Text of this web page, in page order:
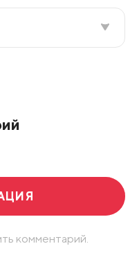
комментарий.